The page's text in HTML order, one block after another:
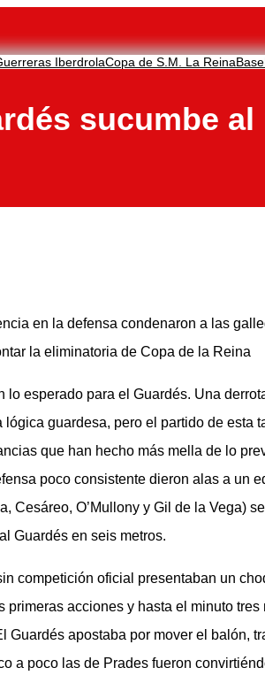
IberdrolaCopa de S.M. La ReinaBase
sucumbe
en la defensa condenaron a las
la eliminatoria de Copa de la Reina
esperado para el Guardés. Una
guardesa, pero el partido de esta
que han hecho más mella de lo
poco consistente dieron alas a un
Cesáreo, O’Mullony y Gil de la Vega) se
Guardés en seis metros.
competición oficial presentaban un
acciones y hasta el minuto tres
Guardés apostaba por mover el balón,
a poco las de Prades fueron